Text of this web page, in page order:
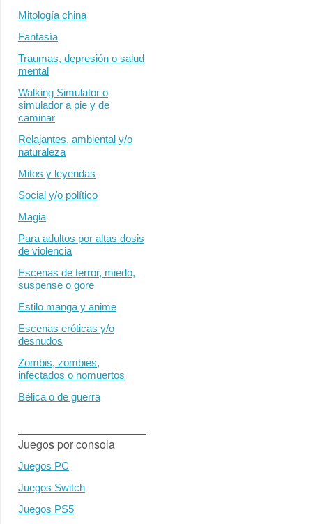
Mitología china
Fantasía
Traumas, depresión o salud
mental
Walking Simulator o
simulador a pie y de
caminar
Relajantes, ambiental y/o
naturaleza
Mitos y leyendas
Social y/o político
Magia
Para adultos por altas dosis
de violencia
Escenas de terror, miedo,
suspense o gore
Estilo manga y anime
Escenas eróticas y/o
desnudos
Zombis, zombies,
infectados o nomuertos
Bélica o de guerra
Juegos por consola
Juegos PC
Juegos Switch
Juegos PS5